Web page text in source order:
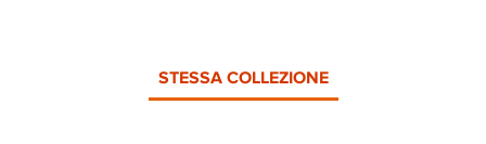
STESSA COLLEZIONE